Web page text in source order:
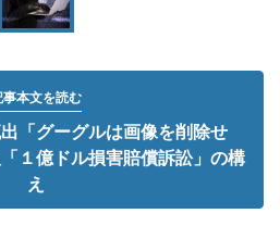
事本文を読む
「グーグルは画像を削除せ
１億ドル損害賠償訴訟」の構
え